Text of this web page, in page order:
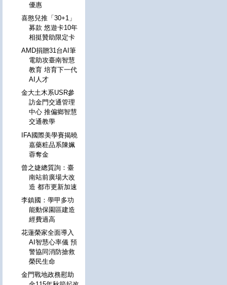
優惠
喜憨兒推「30+1」
募款 悠遊卡10年
相挺贊助限定卡
AMD捐贈31台AI筆
電助攻臺南智慧
教育 培育下一代
AI人才
金大土木系USR參
訪金門交通管理
中心 推偏鄉智慧
交通教學
IFA國際美學賽揭曉
嘉藥粧品系陳姵
蓉奪金
曾之婕總質詢：臺
南站前廣場大改
造 都市更新加速
李鎮國：學甲多功
能動保園區建造
經費過高
花蓮榮家全面導入
AI智慧心率儀 預
警協同消防搶救
榮民生命
金門戰地政務慰助